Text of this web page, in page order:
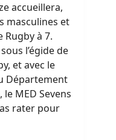
accueillera,
masculines et
Rugby à 7.
l’égide de
et avec le
Département
MED Sevens
rater pour